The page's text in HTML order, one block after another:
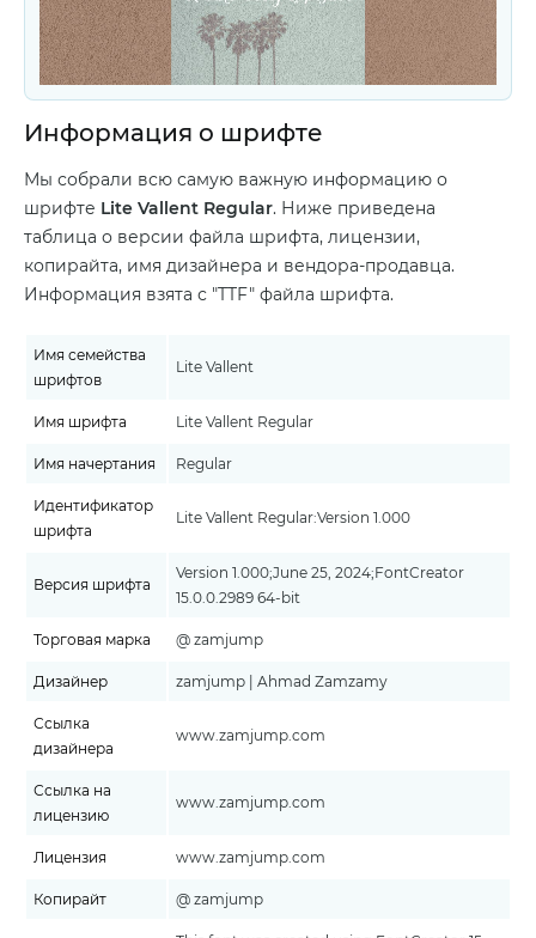
Информация о шрифте
Мы собрали всю самую важную информацию о
шрифте Lite Vallent Regular. Ниже приведена
таблица о версии файла шрифта, лицензии,
копирайта, имя дизайнера и вендора-продавца.
Информация взята с "TTF" файла шрифта.
Имя семейства
шрифтов
Lite Vallent
Имя шрифта Lite Vallent Regular
Имя начертания Regular
Идентификатор
шрифта
Lite Vallent Regular:Version 1.000
Версия шрифта
Version 1.000;June 25, 2024;FontCreator
15.0.0.2989 64-bit
Торговая марка @ zamjump
Дизайнер zamjump | Ahmad Zamzamy
Ссылка
дизайнера
www.zamjump.com
Ссылка на
лицензию
www.zamjump.com
Лицензия www.zamjump.com
Копирайт @ zamjump